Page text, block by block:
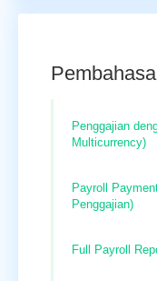
Penggajian
Multicurrency)
Payroll
Penggajian)
Full Payroll